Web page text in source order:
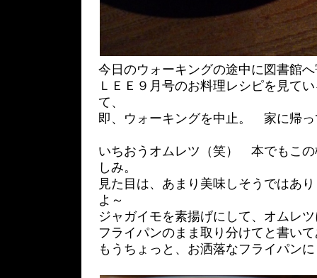
今日のウォーキングの途中に図書館
ＬＥＥ９月号のお料理レシピを見て
て、
即、ウォーキングを中止。 家に帰
いちおうオムレツ（笑） 本でもこ
しみ。
見た目は、あまり美味しそうではあ
よ～
ジャガイモを素揚げにして、オムレ
フライパンのまま取り分けてと書い
もうちょっと、お洒落なフライパン